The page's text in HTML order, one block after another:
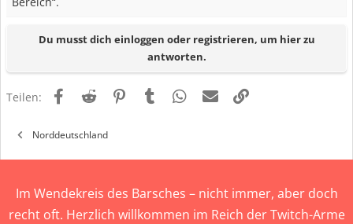
Du musst dich einloggen oder registrieren, um hier zu
antworten.
Teilen: FacebookReddit PinterestTumblr WhatsApp
E-Mail
Norddeutschland
Im Wendekreis des Barsches – nicht immer, aber doch
recht oft. Herzlich willkommen im Reich der Twitch-Arme